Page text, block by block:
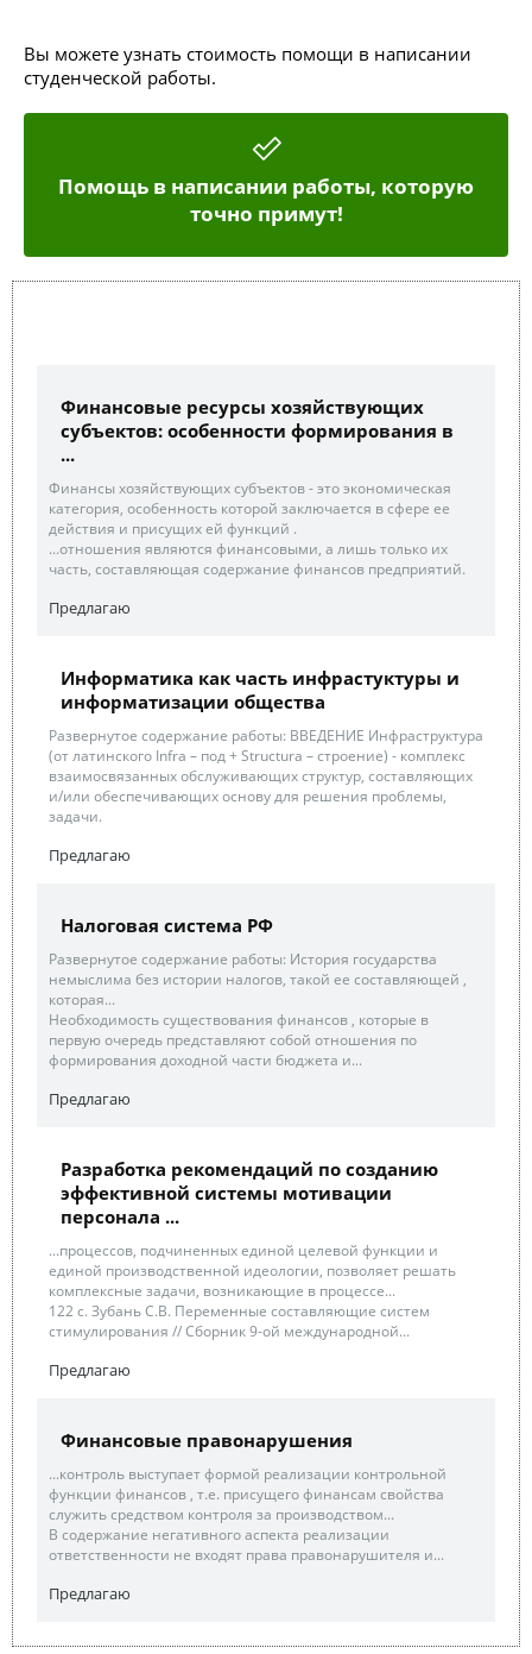
Вы можете узнать стоимость помощи в написании
студенческой работы.
Помощь в написании работы, которую
точно примут!
Финансовые ресурсы хозяйствующих
субъектов: особенности формирования в
...
Финансы хозяйствующих субъектов - это экономическая
категория, особенность которой заключается в сфере ее
действия и присущих ей функций .
...отношения являются финансовыми, а лишь только их
часть, составляющая содержание финансов предприятий.
Предлагаю
Информатика как часть инфрастуктуры и
информатизации общества
Развернутое содержание работы: ВВЕДЕНИЕ Инфраструктура
(от латинского Infra – под + Structura – строение) - комплекс
взаимосвязанных обслуживающих структур, составляющих
и/или обеспечивающих основу для решения проблемы,
задачи.
Предлагаю
Налоговая система РФ
Развернутое содержание работы: История государства
немыслима без истории налогов, такой ее составляющей ,
которая...
Необходимость существования финансов , которые в
первую очередь представляют собой отношения по
формирования доходной части бюджета и...
Предлагаю
Разработка рекомендаций по созданию
эффективной системы мотивации
персонала ...
...процессов, подчиненных единой целевой функции и
единой производственной идеологии, позволяет решать
комплексные задачи, возникающие в процессе...
122 с. Зубань С.В. Переменные составляющие систем
стимулирования // Сборник 9-ой международной...
Предлагаю
Финансовые правонарушения
...контроль выступает формой реализации контрольной
функции финансов , т.е. присущего финансам свойства
служить средством контроля за производством...
В содержание негативного аспекта реализации
ответственности не входят права правонарушителя и...
Предлагаю